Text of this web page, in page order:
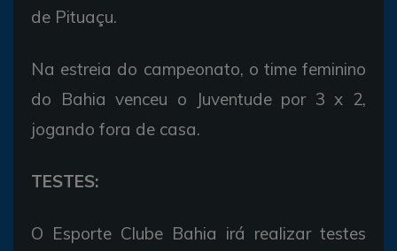
de Pituaçu.
Na estreia do campeonato, o time feminino
do Bahia venceu o Juventude por 3 x 2,
jogando fora de casa.
TESTES:
O Esporte Clube Bahia irá realizar testes